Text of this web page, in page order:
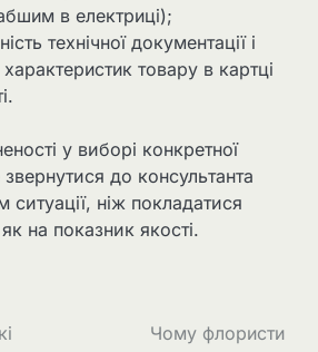
в електриці);
технічної документації і
товару в картці
у виборі конкретної
до консультанта
ніж покладатися
на показник якості.
Чому флористи